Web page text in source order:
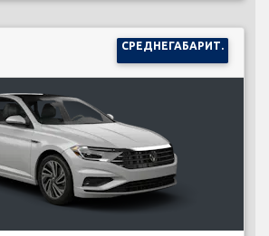
СРЕДНЕГАБАРИТ.